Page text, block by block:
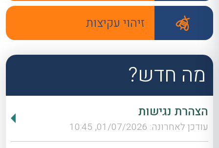
זיהוי עקיצות
מה חדש?
הצהרת נגישות
עודכן לאחרונה: 01/07/2026, 10:45